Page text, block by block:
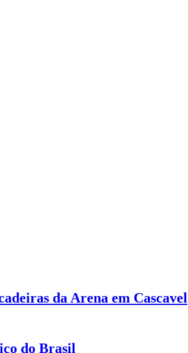
da Arena em Cascavel
do Brasil